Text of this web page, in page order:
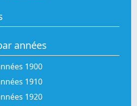
années
1900
1910
1920